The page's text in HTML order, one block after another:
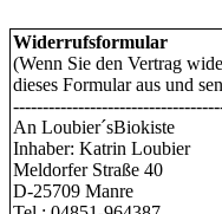
Widerrufsformular
(Wenn Sie den Vertrag
dieses Formular aus und
An Loubier´sBiokiste
Inhaber: Katrin Loubier
Meldorfer Straße 40
D-25709 Manre